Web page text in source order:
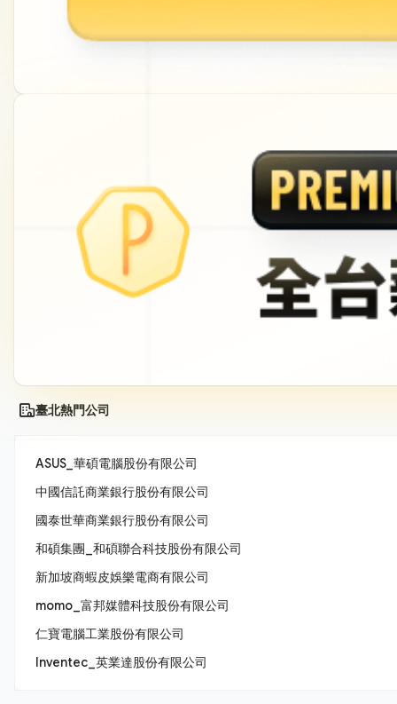
臺北熱門公司
ASUS_華碩電腦股份有限公司
中國信託商業銀行股份有限公司
國泰世華商業銀行股份有限公司
和碩集團_和碩聯合科技股份有限公司
新加坡商蝦皮娛樂電商有限公司
momo_富邦媒體科技股份有限公司
仁寶電腦工業股份有限公司
Inventec_英業達股份有限公司